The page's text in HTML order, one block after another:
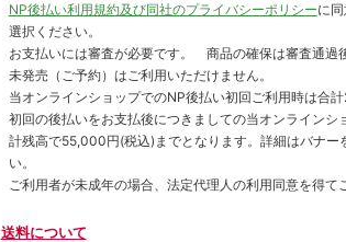
NP後払い利用規約及び同社のプライバシーポリシーに
選択ください。
お支払いには審査が必要です。 商品の確保は審査通過
未発売（ご予約）はご利用いただけません。
当オンラインショップでのNP後払い初回ご利用時は合
初回の後払いをお支払後につきましての当オンラインシ
計残高で55,000円(税込)までとなります。詳細はバナー
い。
ご利用者が未成年の場合、法定代理人の利用同意を得て
送料について